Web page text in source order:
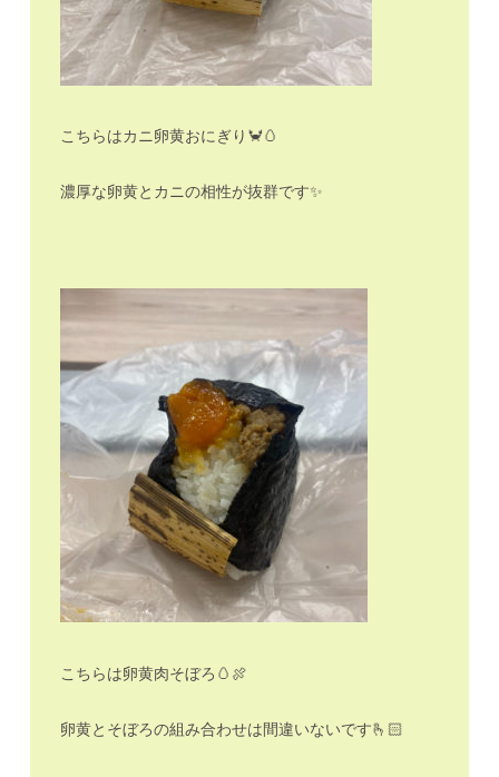
こちらはカニ卵黄おにぎり🦀🥚
濃厚な卵黄とカニの相性が抜群です✨
こちらは卵黄肉そぼろ🥚🍖
卵黄とそぼろの組み合わせは間違いないです🫰🏻